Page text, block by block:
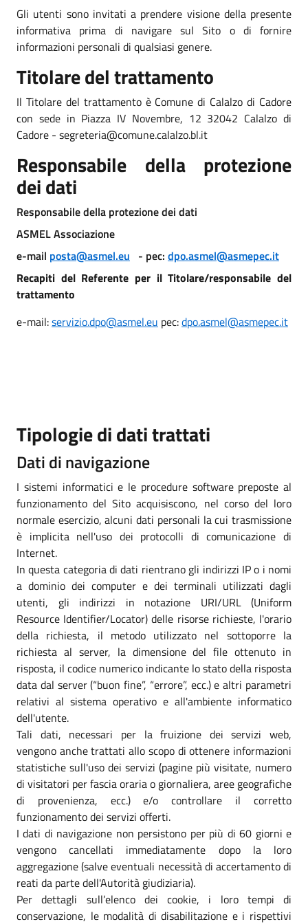
Gli utenti sono invitati a prendere visione della presente
informativa prima di navigare sul Sito o di fornire
informazioni personali di qualsiasi genere.
Titolare del trattamento
Il Titolare del trattamento è Comune di Calalzo di Cadore
con sede in Piazza IV Novembre, 12 32042 Calalzo di
Cadore - segreteria@comune.calalzo.bl.it
Responsabile della protezione
dei dati
Responsabile della protezione dei dati
ASMEL Associazione
e-mail posta@asmel.eu - pec: dpo.asmel@asmepec.it
Recapiti del Referente per il Titolare/responsabile del
trattamento
e-mail:servizio.dpo@asmel.eu pec:dpo.asmel@asmepec.it
Tipologie di dati trattati
Dati di navigazione
I sistemi informatici e le procedure software preposte al
funzionamento del Sito acquisiscono, nel corso del loro
normale esercizio, alcuni dati personali la cui trasmissione
è implicita nell'uso dei protocolli di comunicazione di
Internet.
In questa categoria di dati rientrano gli indirizzi IP o i nomi
a dominio dei computer e dei terminali utilizzati dagli
utenti, gli indirizzi in notazione URI/URL (Uniform
Resource Identifier/Locator) delle risorse richieste, l'orario
della richiesta, il metodo utilizzato nel sottoporre la
richiesta al server, la dimensione del file ottenuto in
risposta, il codice numerico indicante lo stato della risposta
data dal server (“buon fine”, “errore”, ecc.) e altri parametri
relativi al sistema operativo e all'ambiente informatico
dell'utente.
Tali dati, necessari per la fruizione dei servizi web,
vengono anche trattati allo scopo di ottenere informazioni
statistiche sull'uso dei servizi (pagine più visitate, numero
di visitatori per fascia oraria o giornaliera, aree geografiche
di provenienza, ecc.) e/o controllare il corretto
funzionamento dei servizi offerti.
I dati di navigazione non persistono per più di 60 giorni e
vengono cancellati immediatamente dopo la loro
aggregazione (salve eventuali necessità di accertamento di
reati da parte dell'Autorità giudiziaria).
Per dettagli sull’elenco dei cookie, i loro tempi di
conservazione, le modalità di disabilitazione e i rispettivi